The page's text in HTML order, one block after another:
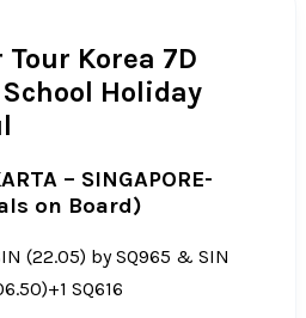
Korea 7D
Holiday
– SINGAPORE-
on Board)
(22.05) by SQ965 & SIN
SQ616